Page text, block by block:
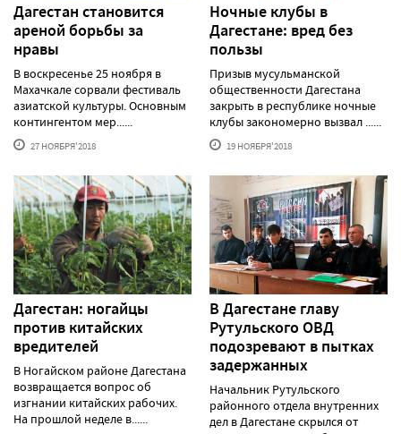
Дагестан становится
ареной борьбы за
нравы
В воскресенье 25 ноября в
Махачкале сорвали фестиваль
азиатской культуры. Основным
контингентом мер......
27 НОЯБРЯ'2018
Ночные клубы в
Дагестане: вред без
пользы
Призыв мусульманской
общественности Дагестана
закрыть в республике ночные
клубы закономерно вызвал ......
19 НОЯБРЯ'2018
Дагестан: ногайцы
против китайских
вредителей
В Ногайском районе Дагестана
возвращается вопрос об
изгнании китайских рабочих.
На прошлой неделе в......
В Дагестане главу
Рутульского ОВД
подозревают в пытках
задержанных
Начальник Рутульского
районного отдела внутренних
дел в Дагестане скрылся от